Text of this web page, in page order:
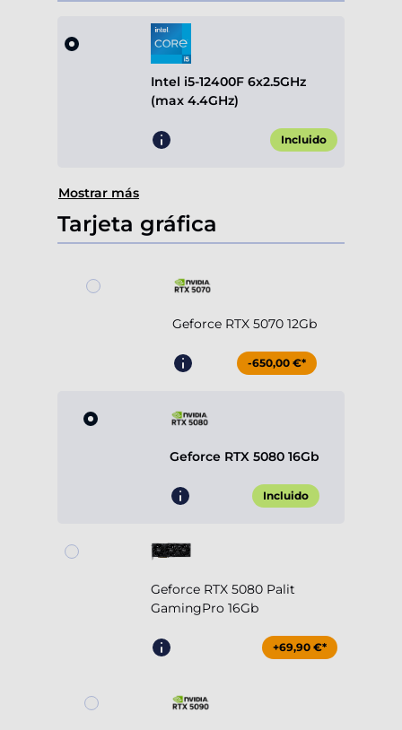
Intel i5-12400F 6x2.5GHz
(max 4.4GHz)
Incluido
Mostrar más
Tarjeta gráfica
Geforce RTX 5070 12Gb
-650,00 €*
Geforce RTX 5080 16Gb
Incluido
Geforce RTX 5080 Palit
GamingPro 16Gb
+69,90 €*